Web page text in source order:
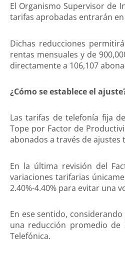
El Organismo Supervisor de
tarifas aprobadas entrarán
Dichas reducciones
rentas mensuales y de
directamente a 106,107
¿Cómo se establece el
Las tarifas de telefonía fija
Tope por Factor de
abonados a través de ajustes
En la última revisión del
variaciones tarifarias
2.40%-4.40% para evitar una
En ese sentido,
una reducción promedio de
Telefónica.